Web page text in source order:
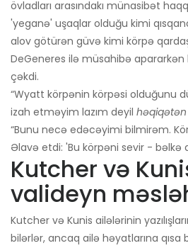
övladları arasındakı münasibət
'yeganə' uşaqlar olduğu kimi
alov götürən güvə kimi körpə
DeGeneres ilə müsahibə apararkən
çəkdi.
“Wyatt körpənin körpəsi olduğunu
izah etməyim lazım deyil həqiqətən
“Bunu necə edəcəyimi bilmirəm.
Əlavə etdi: 'Bu körpəni sevir - bəlkə
Kutcher və
valideyn
Kutcher və Kunis ailələrinin
bilərlər, ancaq ailə həyatlarına qısa